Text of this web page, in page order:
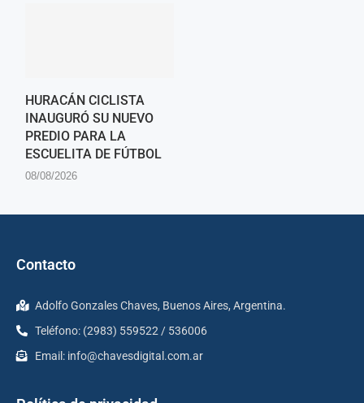
HURACÁN CICLISTA
INAUGURÓ SU NUEVO
PREDIO PARA LA
ESCUELITA DE FÚTBOL
08/08/2026
Contacto
Adolfo Gonzales Chaves, Buenos Aires, Argentina.
Teléfono: (2983) 559522 / 536006
Email: info@chavesdigital.com.ar